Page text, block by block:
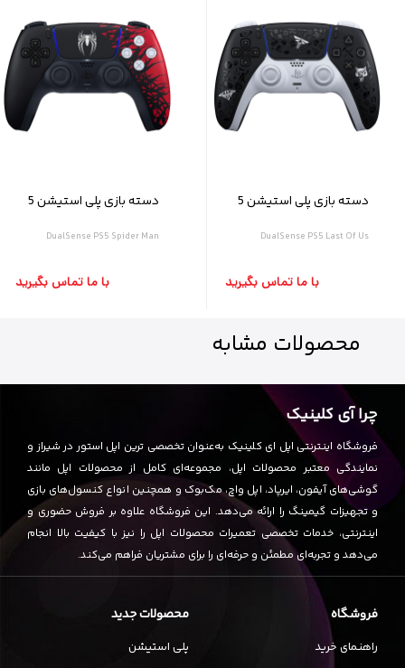
دسته بازی پلی استیشن 5
سونی مدل Last Of Us
DualSense PS5 Last Of Us
با ما تماس بگیرید
دسته بازی پلی استیشن 5
سونی مدل Spider Man
DualSense PS5 Spider Man
با ما تماس بگیرید
محصولات مشابه
چرا آی کلینیک
فروشگاه اینترنتی اپل ای کلینیک به‌عنوان تخصصی ترین اپل استور در شیراز و
نمایندگی معتبر محصولات اپل، مجموعه‌ای کامل از محصولات اپل مانند
گوشی‌های آیفون، ایرپاد، اپل واچ، مک‌بوک و همچنین انواع کنسول‌های بازی
و تجهیزات گیمینگ را ارائه می‌دهد. این فروشگاه علاوه بر فروش حضوری و
اینترنتی، خدمات تخصصی تعمیرات محصولات اپل را نیز با کیفیت بالا انجام
می‌دهد و تجربه‌ای مطمئن و حرفه‌ای را برای مشتریان فراهم می‌کند.
فروشگاه
راهنمای خرید
محصولات جدید
پلی استیشن